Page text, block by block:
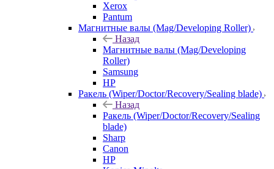
Xerox
Pantum
Магнитные валы (Mag/Developing Roller)
Назад
Магнитные валы (Mag/Developing
Roller)
Samsung
HP
Ракель (Wiper/Doctor/Recovery/Sealing blade)
Назад
Ракель (Wiper/Doctor/Recovery/Sealing
blade)
Sharp
Canon
HP